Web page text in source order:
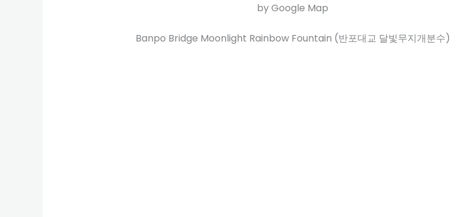
by Google Map
Banpo Bridge Moonlight Rainbow Fountain (반포대교 달빛무지개분수)